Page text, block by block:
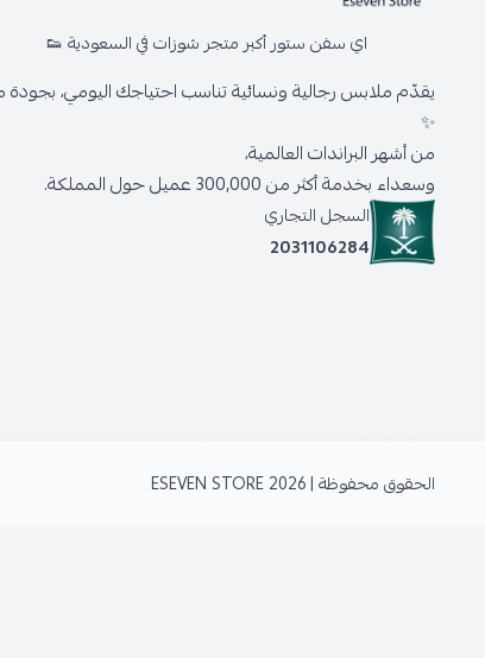
اي سفن ستور أكبر متجر شوزات في السعودية 👟
يقدّم ملابس رجالية ونسائية تناسب احتياجك اليومي، بجودة
✨
من أشهر البراندات العالمية،
وسعداء بخدمة أكثر من 300,000 عميل حول المملكة.
السجل التجاري
2031106284
الحقوق محفوظة | 2026 ESEVEN STORE